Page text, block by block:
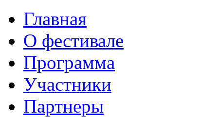
Главная
О фестивале
Программа
Участники
Партнеры